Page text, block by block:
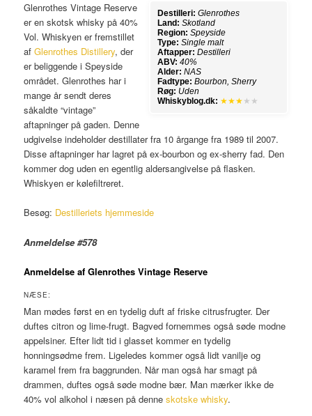
Destilleri: Glenrothes
Land: Skotland
Region: Speyside
Type: Single malt
Aftapper: Destilleri
ABV: 40%
Alder: NAS
Fadtype: Bourbon, Sherry
Røg: Uden
Whiskyblog.dk: ★★★ ★★
Glenrothes Vintage Reserve
er en skotsk whisky på 40%
Vol. Whiskyen er fremstillet
afGlenrothes Distillery, der
er beliggende i Speyside
området. Glenrothes har i
mange år sendt deres
såkaldte “vintage”
aftapninger på gaden. Denne
udgivelse indeholder destillater fra 10 årgange fra 1989 til 2007.
Disse aftapninger har lagret på ex-bourbon og ex-sherry fad. Den
kommer dog uden en egentlig aldersangivelse på flasken.
Whiskyen er kølefiltreret.
Besøg: Destilleriets hjemmeside
Anmeldelse #578
Anmeldelse af Glenrothes Vintage Reserve
NÆSE:
Man mødes først en en tydelig duft af friske citrusfrugter. Der
duftes citron og lime-frugt. Bagved fornemmes også søde modne
appelsiner. Efter lidt tid i glasset kommer en tydelig
honningsødme frem. Ligeledes kommer også lidt vanilje og
karamel frem fra baggrunden. Når man også har smagt på
drammen, duftes også søde modne bær. Man mærker ikke de
40% vol alkohol i næsen på denneskotske whisky.